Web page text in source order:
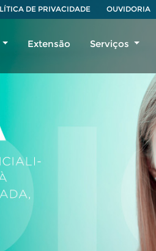
Extensão Serviços
DE PRIVACIDADE OUVIDORIA